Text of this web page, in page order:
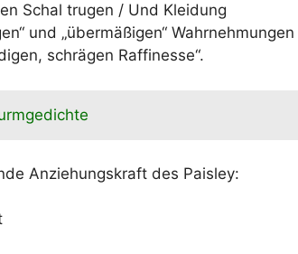
Schal trugen / Und Kleidung
und „übermäßigen“ Wahrnehmungen
schrägen Raffinesse“.
Anziehungskraft des Paisley: